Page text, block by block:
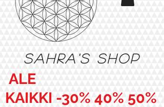
Sahra's shop
ALE
KAIKKI -30% 40% 50%